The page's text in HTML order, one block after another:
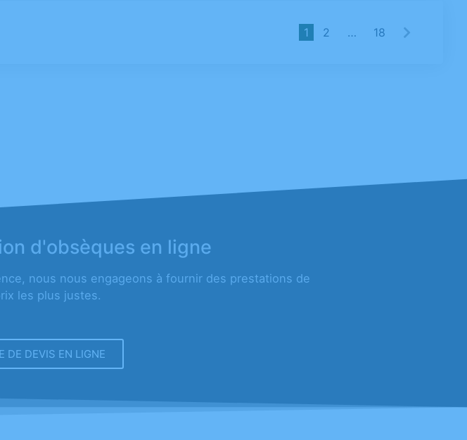
1 2 … 18
d'obsèques en ligne
nous nous engageons à fournir des prestations de
les plus justes.
DE DEVIS EN LIGNE